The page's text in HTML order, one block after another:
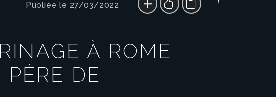
Publiée le 27/03/2022
À ROME
DE